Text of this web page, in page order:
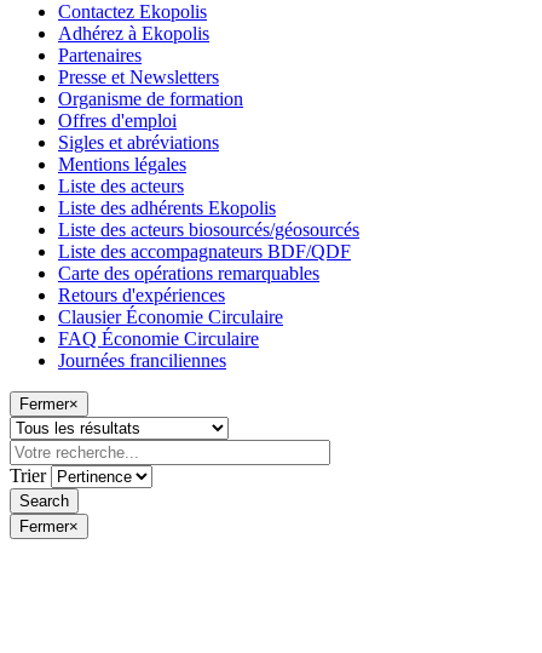
Contactez Ekopolis
Adhérez à Ekopolis
Partenaires
Presse et Newsletters
Organisme de formation
Offres d'emploi
Sigles et abréviations
Mentions légales
Liste des acteurs
Liste des adhérents Ekopolis
Liste des acteurs biosourcés/géosourcés
Liste des accompagnateurs BDF/QDF
Carte des opérations remarquables
Retours d'expériences
Clausier Économie Circulaire
FAQ Économie Circulaire
Journées franciliennes
Fermer×
Trier
Fermer×